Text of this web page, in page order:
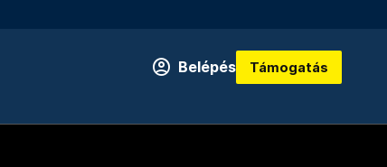
Belépés Támogatás